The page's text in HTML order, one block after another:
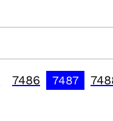
7486 7487